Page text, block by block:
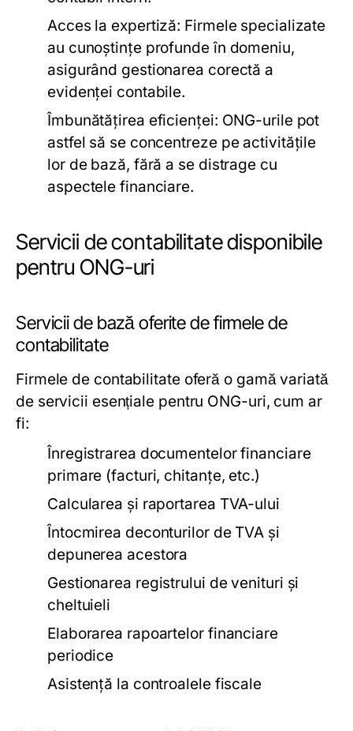
Acces la expertiză: Firmele specializate
au cunoștințe profunde în domeniu,
asigurând gestionarea corectă a
evidenței contabile.
Îmbunătățirea eficienței: ONG-urile pot
astfel să se concentreze pe activitățile
lor de bază, fără a se distrage cu
aspectele financiare.
Servicii de contabilitate disponibile
pentru ONG-uri
Servicii de bază oferite de firmele de
contabilitate
Firmele de contabilitate oferă o gamă variată
de servicii esențiale pentru ONG-uri, cum ar
fi:
Înregistrarea documentelor financiare
primare (facturi, chitanțe, etc.)
Calcularea și raportarea TVA-ului
Întocmirea deconturilor de TVA și
depunerea acestora
Gestionarea registrului de venituri și
cheltuieli
Elaborarea rapoartelor financiare
periodice
Asistență la controalele fiscale